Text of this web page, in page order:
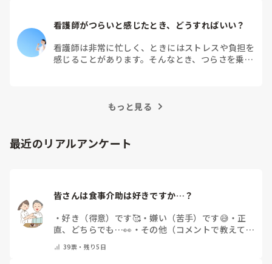
看護師がつらいと感じたとき、どうすればいい？
看護師は非常に忙しく、ときにはストレスや負担を
感じることがあります。そんなとき、つらさを乗り
もっと見る
最近のリアルアンケート
皆さんは食事介助は好きですか…？
・好き（得意）です🥰・嫌い（苦手）です😅 ・ 正
直、どちらでも…👀 ・ その他（コメントで教えてく
39票・ 残り5日